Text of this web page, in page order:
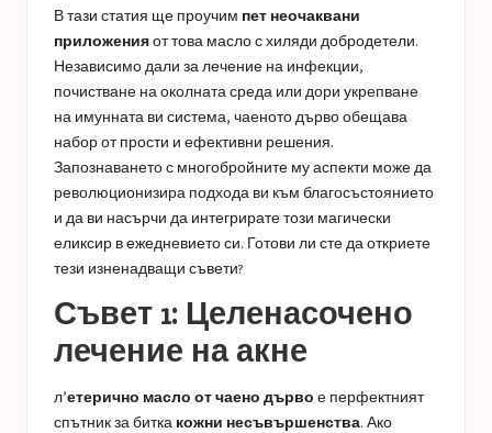
В тази статия ще проучим пет неочаквани
приложенияот това масло с хиляди добродетели.
Независимо дали за лечение на инфекции,
почистване на околната среда или дори укрепване
на имунната ви система, чаеното дърво обещава
набор от прости и ефективни решения.
Запознаването с многобройните му аспекти може да
революционизира подхода ви към благосъстоянието
и да ви насърчи да интегрирате този магически
еликсир в ежедневието си. Готови ли сте да откриете
тези изненадващи съвети?
Съвет 1: Целенасочено
лечение на акне
л’етерично масло от чаено дърво е перфектният
спътник за битка кожни несъвършенства. Ако